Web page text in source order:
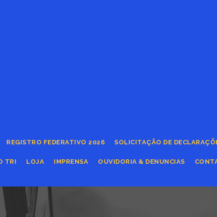
REGISTRO FEDERATIVO 2026 SOLICITAÇÃO DE
TRI LOJA IMPRENSA OUVIDORIA & DENUNCIAS